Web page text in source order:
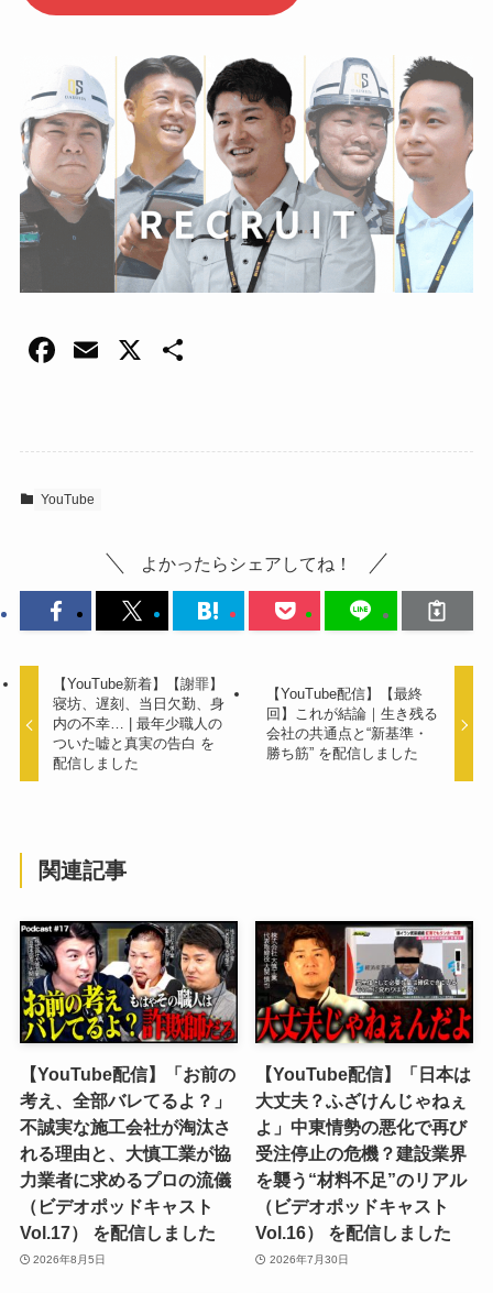
F
e
b
k
E
X
YouTube
よかったらシェアしてね！
【YouTube新着】【謝罪】
寝坊、遅刻、当日欠勤、身
内の不幸… | 最年少職人の
ついた嘘と真実の告白 を
配信しました
【YouTube配信】【最終
回】これが結論｜生き残る
会社の共通点と“新基準・
勝ち筋” を配信しました
関連記事
【YouTube配信】「お前の
考え、全部バレてるよ？」
不誠実な施工会社が淘汰さ
れる理由と、大慎工業が協
力業者に求めるプロの流儀
（ビデオポッドキャスト
Vol.17） を配信しました
2026年8月5日
【YouTube配信】「日本は
大丈夫？ふざけんじゃねぇ
よ」中東情勢の悪化で再び
受注停止の危機？建設業界
を襲う“材料不足”のリアル
（ビデオポッドキャスト
Vol.16） を配信しました
2026年7月30日